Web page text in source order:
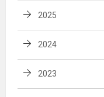
2025
2024
2023